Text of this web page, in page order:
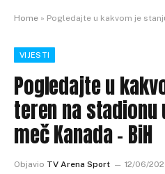
Home » Pogledajte u kakvom je stanju teren
VIJESTI
Pogledajte u
teren na stadionu
meč Kanada – BiH
Objavio TV Arena Sport 12/06/